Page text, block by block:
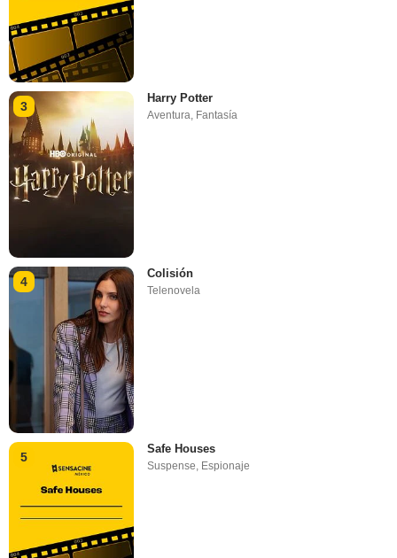
3
Harry Potter
Aventura Fantasía
4
Colisión
Telenovela
5
Safe Houses
Suspense, Espionaje